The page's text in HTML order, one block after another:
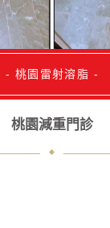
- 桃園雷射溶脂 -
桃園減重門診